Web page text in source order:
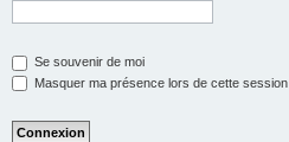
Se souvenir de moi
Masquer ma présence lors de cette session